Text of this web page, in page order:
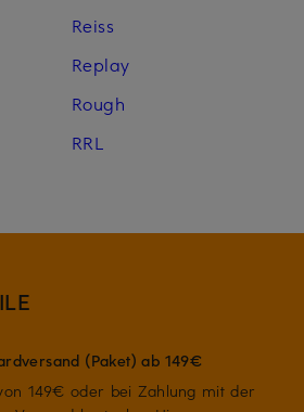
Reiss
Replay
Rough
RRL
(Paket) ab 149€
149€ oder bei Zahlung mit der